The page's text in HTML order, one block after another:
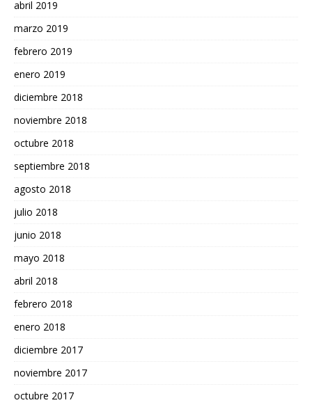
abril 2019
marzo 2019
febrero 2019
enero 2019
diciembre 2018
noviembre 2018
octubre 2018
septiembre 2018
agosto 2018
julio 2018
junio 2018
mayo 2018
abril 2018
febrero 2018
enero 2018
diciembre 2017
noviembre 2017
octubre 2017